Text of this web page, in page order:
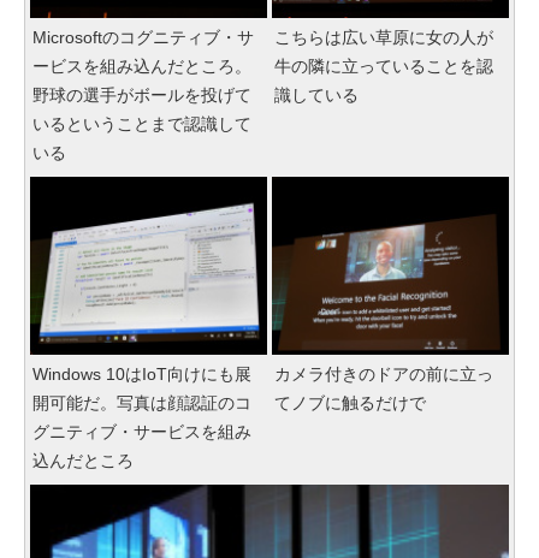
Microsoftのコグニティブ・サ
ービスを組み込んだところ。
野球の選手がボールを投げて
いるということまで認識して
いる
こちらは広い草原に女の人が
牛の隣に立っていることを認
識している
Windows 10はIoT向けにも展
開可能だ。写真は顔認証のコ
グニティブ・サービスを組み
込んだところ
カメラ付きのドアの前に立っ
てノブに触るだけで